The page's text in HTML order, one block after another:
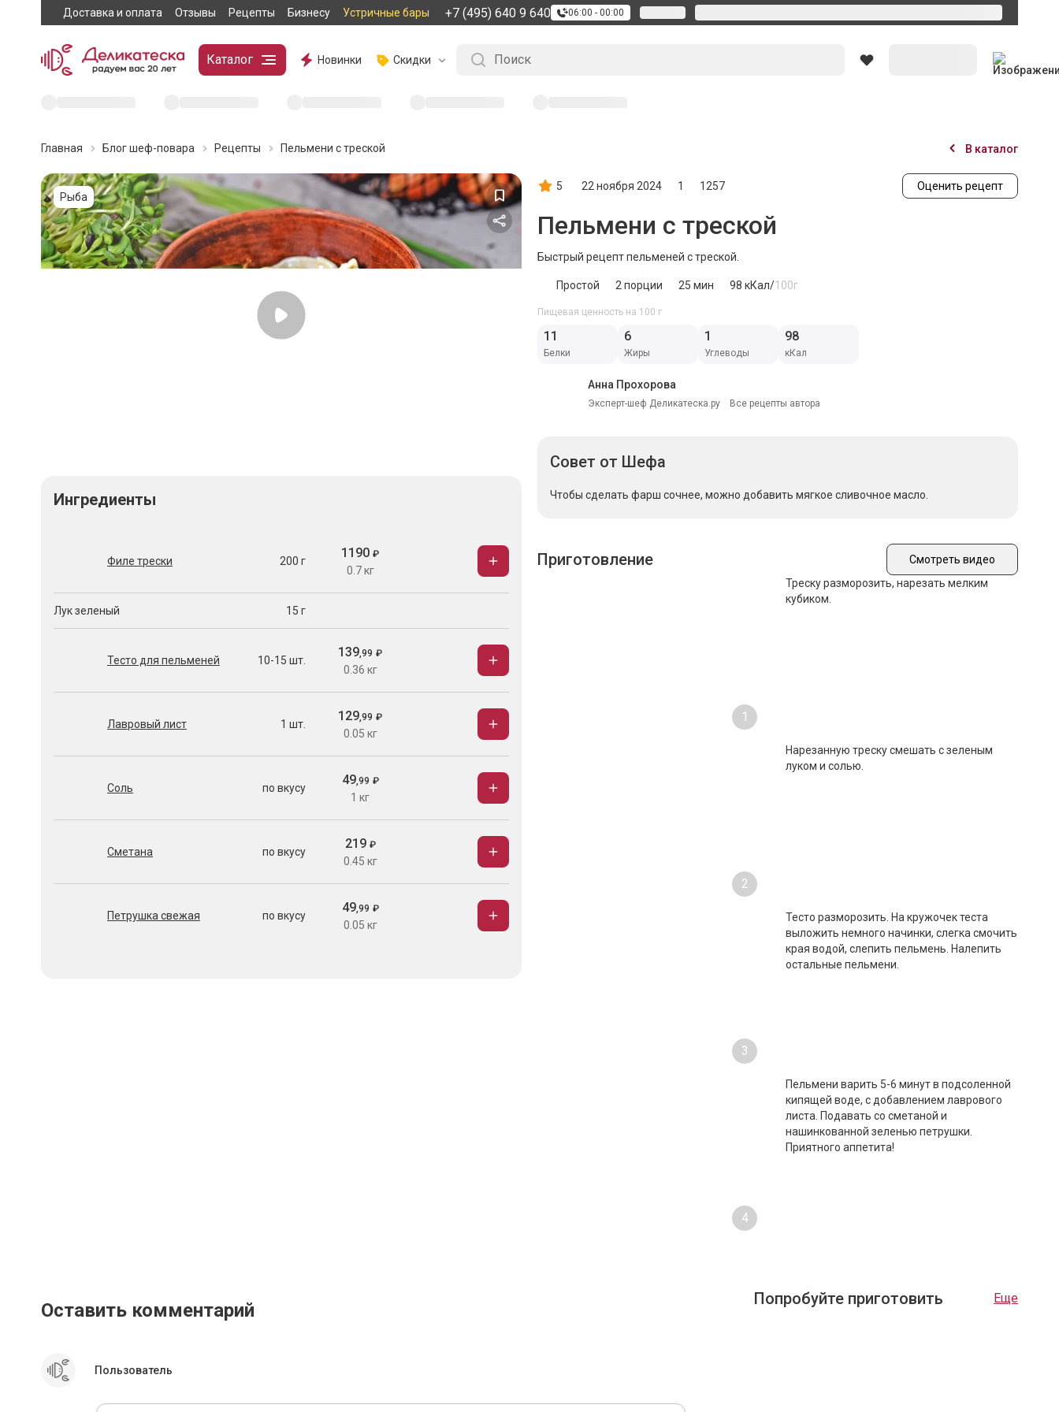
Доставка и оплата Отзывы Рецепты Бизнесу Устричные бары +7 (495) 640 9 640 06:00 - 00:00
Каталог Новинки Скидки
Главная Блог шеф-повара Рецепты Пельмени с треской В каталог
Рыба
Ингредиенты
Филе трески 200 г
1190 ₽
0.7 кг
Лук зеленый 15 г
Тесто для пельменей 10-15 шт.
139,99 ₽
0.36 кг
Лавровый лист 1 шт.
129,99 ₽
0.05 кг
Соль по вкусу
49,99 ₽
1 кг
Сметана по вкусу
219 ₽
0.45 кг
Петрушка свежая по вкусу
49,99 ₽
0.05 кг
5 22 ноября 2024 1 1257 Оценить рецепт
Пельмени с треской
Быстрый рецепт пельменей с треской.
Простой 2порции 25 мин 98 кКал/100г
Пищевая ценность на 100 г
11
Белки
6
Жиры
1
Углеводы
98
кКал
Анна Прохорова
Эксперт-шеф Деликатеска.ру Все рецепты автора
Совет от Шефа
Чтобы сделать фарш сочнее, можно добавить мягкое сливочное масло.
Приготовление Смотреть видео
1
Треску разморозить, нарезать мелким
кубиком.
2
Нарезанную треску смешать с зеленым
луком и солью.
3
Тесто разморозить. На кружочек теста
выложить немного начинки, слегка смочить
края водой, слепить пельмень. Налепить
остальные пельмени.
4
Пельмени варить 5-6 минут в подсоленной
кипящей воде, с добавлением лаврового
листа. Подавать со сметаной и
нашинкованной зеленью петрушки.
Приятного аппетита!
Оставить комментарий
Пользователь
Попробуйте приготовить Еще